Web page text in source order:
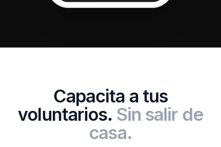
Capacita a tus
voluntarios. Sin salir de
casa.